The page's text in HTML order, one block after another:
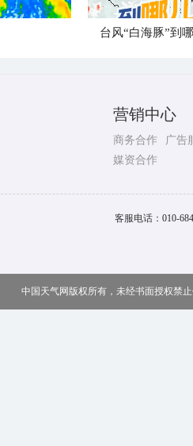
营销中心
商务合作
广告
媒资合作
客服电话： 010-
中国天气网版权所有，未经书面授权